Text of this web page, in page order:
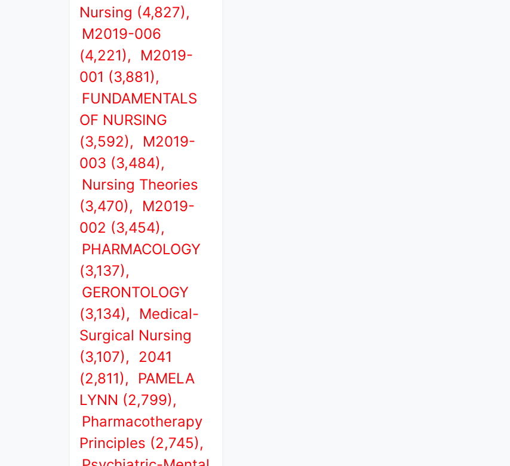
Nursing (4,827),
M2019-006
(4,221),
M2019-
001 (3,881),
FUNDAMENTALS
OF NURSING
(3,592),
M2019-
003 (3,484),
Nursing Theories
(3,470),
M2019-
002 (3,454),
PHARMACOLOGY
(3,137),
GERONTOLOGY
(3,134),
Medical-
Surgical Nursing
(3,107),
2041
(2,811),
PAMELA
LYNN (2,799),
Pharmacotherapy
Principles (2,745),